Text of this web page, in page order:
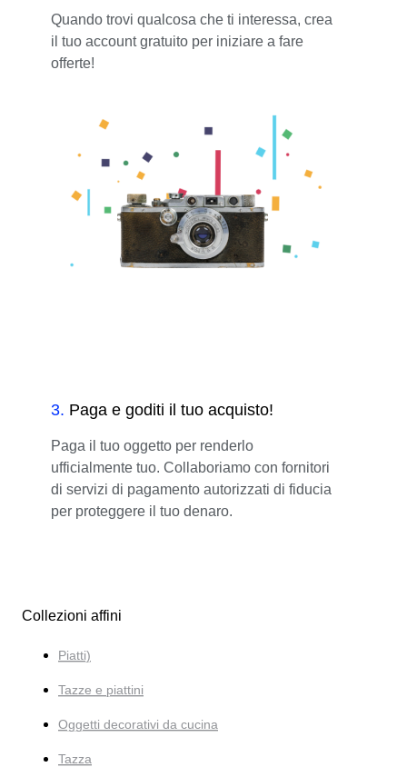
Quando trovi qualcosa che ti interessa, crea
il tuo account gratuito per iniziare a fare
offerte!
3. Paga e goditi il tuo acquisto!
Paga il tuo oggetto per renderlo
ufficialmente tuo. Collaboriamo con fornitori
di servizi di pagamento autorizzati di fiducia
per proteggere il tuo denaro.
Collezioni affini
Piatti)
Tazze e piattini
Oggetti decorativi da cucina
Tazza